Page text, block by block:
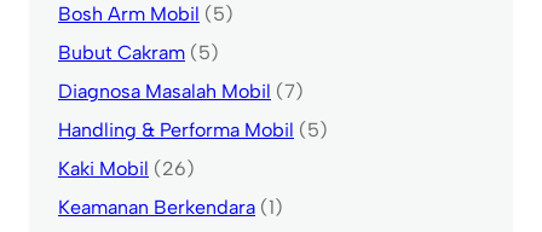
Bosh Arm Mobil (5)
Bubut Cakram (5)
Diagnosa Masalah Mobil (7)
Handling & Performa Mobil (5)
Kaki Mobil (26)
Keamanan Berkendara (1)